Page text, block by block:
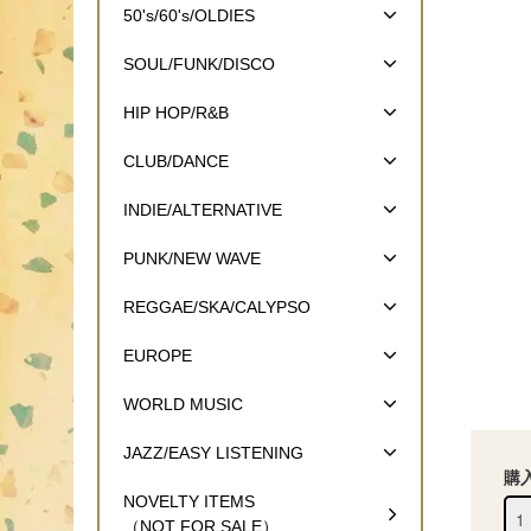
購
50's/60's/OLDIES
SOUL/FUNK/DISCO
HIP HOP/R&B
CLUB/DANCE
INDIE/ALTERNATIVE
PUNK/NEW WAVE
REGGAE/SKA/CALYPSO
EUROPE
WORLD MUSIC
JAZZ/EASY LISTENING
NOVELTY ITEMS
（NOT FOR SALE）